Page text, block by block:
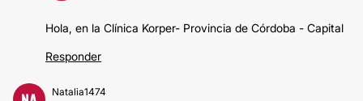
Hola, en la Clínica Korper- Provincia de Córdoba - Capital
Responder
Natalia1474